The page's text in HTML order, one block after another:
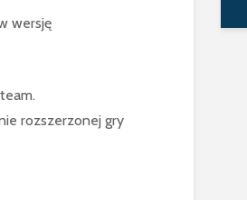
wersję
rozszerzonej gry